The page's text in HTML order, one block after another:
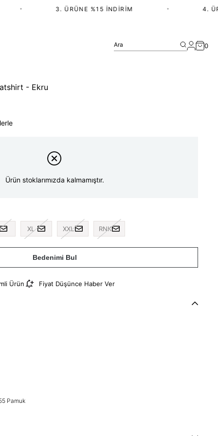
3. ÜRÜNE %15 İNDIRIM 4.
Ara 0
- Ekru
Ürün stoklarımızda kalmamıştır.
XL XXL RNK
Bedenimi Bul
Ürün Fiyat Düşünce Haber Ver
Pamuk